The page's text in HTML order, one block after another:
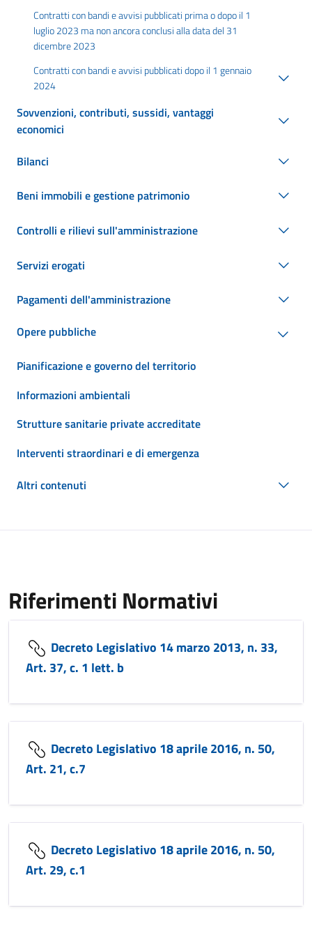
Contratti con bandi e avvisi pubblicati prima o dopo il 1
luglio 2023 ma non ancora conclusi alla data del 31
dicembre 2023
Contratti con bandi e avvisi pubblicati dopo il 1 gennaio
2024
Sovvenzioni, contributi, sussidi, vantaggi
economici
Bilanci
Beni immobili e gestione patrimonio
Controlli e rilievi sull'amministrazione
Servizi erogati
Pagamenti dell'amministrazione
Opere pubbliche
Pianificazione e governo del territorio
Informazioni ambientali
Strutture sanitarie private accreditate
Interventi straordinari e di emergenza
Altri contenuti
Riferimenti Normativi
Decreto Legislativo 14 marzo 2013, n. 33,
Art. 37, c. 1 lett. b
Decreto Legislativo 18 aprile 2016, n. 50,
Art. 21, c.7
Decreto Legislativo 18 aprile 2016, n. 50,
Art. 29, c.1